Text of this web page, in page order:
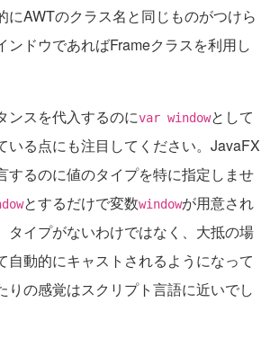
にAWTのクラス名と同じものがつけら
ンドウであればFrameクラスを利用し
ンスを代入するのにvar windowとして
いる点にも注目してください。JavaFX
するのに値のタイプを特に指定しませ
とするだけで変数windowが用意され
タイプがないわけではなく、大抵の場
自動的にキャストされるようになって
りの感覚はスクリプト言語に近いでし